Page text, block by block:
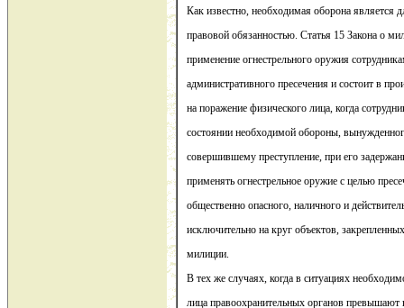
Как известно, необходимая оборона является
правовой обязанностью. Статья 15 Закона о
применение огнестрельного оружия
административного пресечения и состоит в
на поражение физического лица, когда
состоянии необходимой обороны,
совершившему преступление, при его
применять огнестрельное оружие с целью
общественно опасного, наличного и
исключительно на круг объектов,
милиции.
В тех же случаях, когда в ситуациях
лица правоохранительных органов превышают